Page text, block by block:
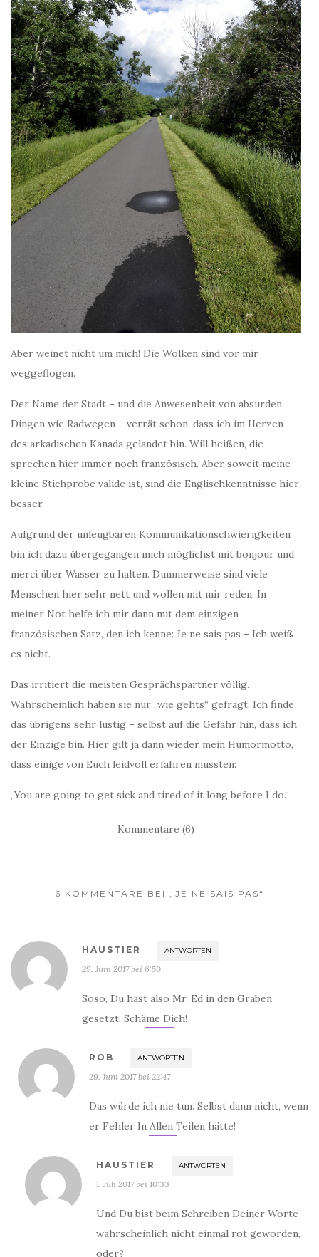
Aber weinet nicht um mich! Die Wolken sind vor mir
weggeflogen.
Der Name der Stadt – und die Anwesenheit von absurden
Dingen wie Radwegen – verrät schon, dass ich im Herzen
des arkadischen Kanada gelandet bin. Will heißen, die
sprechen hier immer noch französisch. Aber soweit meine
kleine Stichprobe valide ist, sind die Englischkenntnisse hier
besser.
Aufgrund der unleugbaren Kommunikationschwierigkeiten
bin ich dazu übergegangen mich möglichst mit bonjour und
merci über Wasser zu halten. Dummerweise sind viele
Menschen hier sehr nett und wollen mit mir reden. In
meiner Not helfe ich mir dann mit dem einzigen
französischen Satz, den ich kenne: Je ne sais pas – Ich weiß
es nicht.
Das irritiert die meisten Gesprächspartner völlig.
Wahrscheinlich haben sie nur „wie gehts“ gefragt. Ich finde
das übrigens sehr lustig – selbst auf die Gefahr hin, dass ich
der Einzige bin. Hier gilt ja dann wieder mein Humormotto,
dass einige von Euch leidvoll erfahren mussten:
„You are going to get sick and tired of it long before I do.“
Kommentare (6)
6 KOMMENTARE BEI „JE NE SAIS PAS“
HAUSTIER ANTWORTEN
29. Juni 2017 bei 6:50
Soso, Du hast also Mr. Ed in den Graben
gesetzt. Schäme Dich!
ROB ANTWORTEN
29. Juni 2017 bei 22:47
Das würde ich nie tun. Selbst dann nicht, wenn
er Fehler In Allen Teilen hätte!
HAUSTIER ANTWORTEN
1. Juli 2017 bei 10:33
Und Du bist beim Schreiben Deiner Worte
wahrscheinlich nicht einmal rot geworden,
oder?